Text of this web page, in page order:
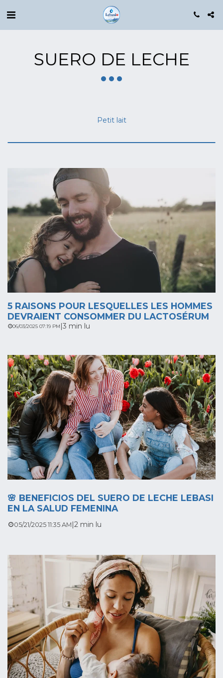
SUERO DE LECHE
Petit lait
5 RAISONS POUR LESQUELLES LES HOMMES
DEVRAIENT CONSOMMER DU LACTOSÉRUM
06/03/2025 07:19 PM |3 min lu
🌸 BENEFICIOS DEL SUERO DE LECHE LEBASI
EN LA SALUD FEMENINA
05/21/2025 11:35 AM |2 min lu